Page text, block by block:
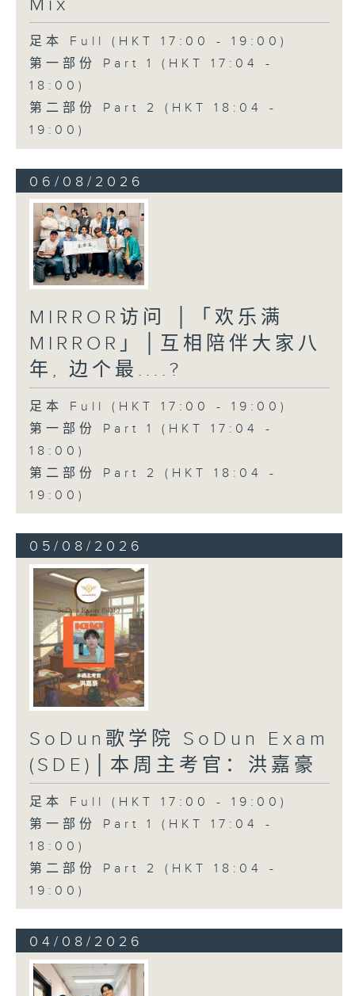
Mix
足本 Full (HKT 17:00 - 19:00)
第一部份 Part 1 (HKT 17:04 -
18:00)
第二部份 Part 2 (HKT 18:04 -
19:00)
06/08/2026
MIRROR访问 │「欢乐满
MIRROR」│互相陪伴大家八
年, 边个最....?
足本 Full (HKT 17:00 - 19:00)
第一部份 Part 1 (HKT 17:04 -
18:00)
第二部份 Part 2 (HKT 18:04 -
19:00)
05/08/2026
SoDun歌学院 SoDun Exam
(SDE)│本周主考官：洪嘉豪
足本 Full (HKT 17:00 - 19:00)
第一部份 Part 1 (HKT 17:04 -
18:00)
第二部份 Part 2 (HKT 18:04 -
19:00)
04/08/2026